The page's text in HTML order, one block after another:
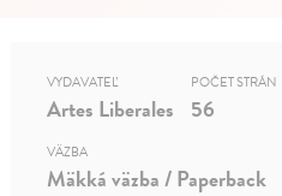
VYDAVATEĽ
Artes Liberales
POČET STRÁN
56
VÄZBA
Mäkká väzba / Paperback